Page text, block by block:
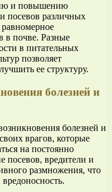
и повышению
посевов различных
равномерное
в почве. Разные
в питательных
позволяет
ее структуру.
болезней и
болезней и
врагов, которые
на постоянно
посевов, вредители и
размножения, что